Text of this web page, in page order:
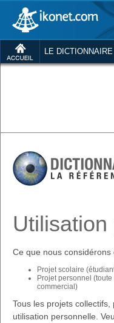
LE
Ce que nous
Projet scolaire
Projet personnel
commercial)
Tous les projets
utilisation personnelle.